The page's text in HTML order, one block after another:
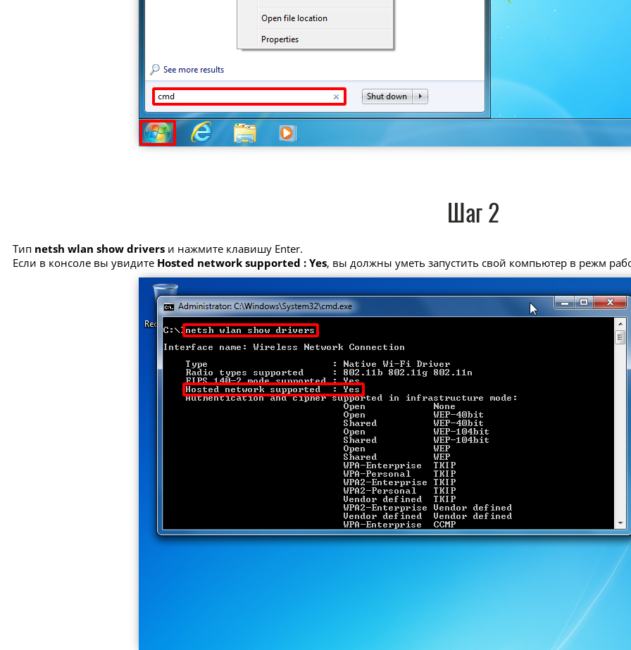
Шаг 2
Тип netsh wlan show drivers и нажмите клавишу Enter.
Если в консоле вы увидите Hosted network supported : Yes, вы должны уметь запустить свой компьютер в режм